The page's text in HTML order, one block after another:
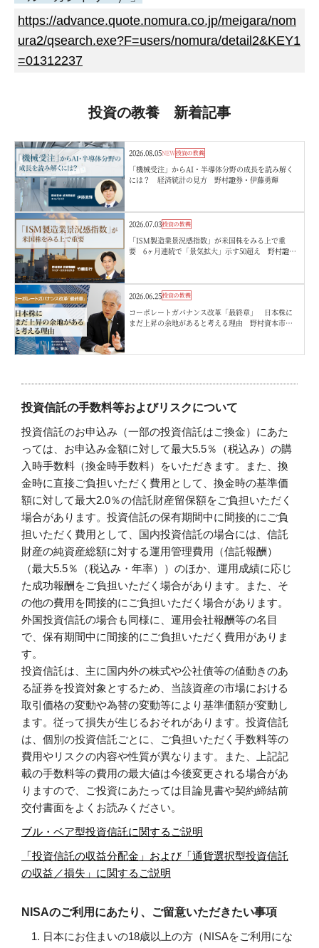
https://advance.quote.nomura.co.jp/meigara/nom
ura2/qsearch.exe?F=users/nomura/detail2&KEY1
=01312237
投資の教養 新着記事
2026.08.05NEW投資の教養
「機械受注」からAI・半導体分野の成長を読み解く
には？ 経済統計の見方 野村證券・伊藤勇輝
2026.07.03投資の教養
「ISM製造業景況感指数」が米国株をみる上で重
要 6ヶ月連続で「景気拡大」示す50超え 野村證
2026.06.25投資の教養
コーポレートガバナンス改革「最終章」 日本株に
まだ上昇の余地があると考える理由 野村資本市場
投資信託の手数料等およびリスクについて
投資信託のお申込み（一部の投資信託はご換金）にあた
っては、お申込み金額に対して最大5.5％（税込み）の購
入時手数料（換金時手数料）をいただきます。また、換
金時に直接ご負担いただく費用として、換金時の基準価
額に対して最大2.0％の信託財産留保額をご負担いただく
場合があります。投資信託の保有期間中に間接的にご負
担いただく費用として、国内投資信託の場合には、信託
財産の純資産総額に対する運用管理費用（信託報酬）
（最大5.5％（税込み・年率））のほか、運用成績に応じ
た成功報酬をご負担いただく場合があります。また、そ
の他の費用を間接的にご負担いただく場合があります。
外国投資信託の場合も同様に、運用会社報酬等の名目
で、保有期間中に間接的にご負担いただく費用がありま
す。
投資信託は、主に国内外の株式や公社債等の値動きのあ
る証券を投資対象とするため、当該資産の市場における
取引価格の変動や為替の変動等により基準価額が変動し
ます。従って損失が生じるおそれがあります。投資信託
は、個別の投資信託ごとに、ご負担いただく手数料等の
費用やリスクの内容や性質が異なります。また、上記記
載の手数料等の費用の最大値は今後変更される場合があ
りますので、ご投資にあたっては目論見書や契約締結前
交付書面をよくお読みください。
ブル・ベア型投資信託に関するご説明
「投資信託の収益分配金」および「通貨選択型投資信託
の収益／損失」に関するご説明
NISAのご利用にあたり、ご留意いただきたい事項
日本にお住まいの18歳以上の方（NISAをご利用にな